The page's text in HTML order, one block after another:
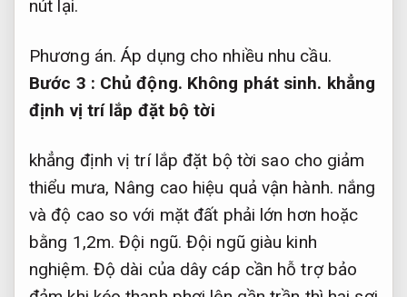
nút lại.
Phương án. Áp dụng cho nhiều nhu cầu.
Bước 3 : Chủ động. Không phát sinh. khẳng
định vị trí lắp đặt bộ tời
khẳng định vị trí lắp đặt bộ tời sao cho giảm
thiểu mưa, Nâng cao hiệu quả vận hành. nắng
và độ cao so với mặt đất phải lớn hơn hoặc
bằng 1,2m.Đội ngũ. Đội ngũ giàu kinh
nghiệm. Độ dài của dây cáp cần hỗ trợ bảo